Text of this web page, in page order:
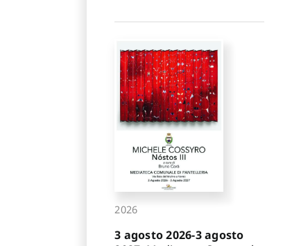
2026
3 agosto 2026-3 agosto